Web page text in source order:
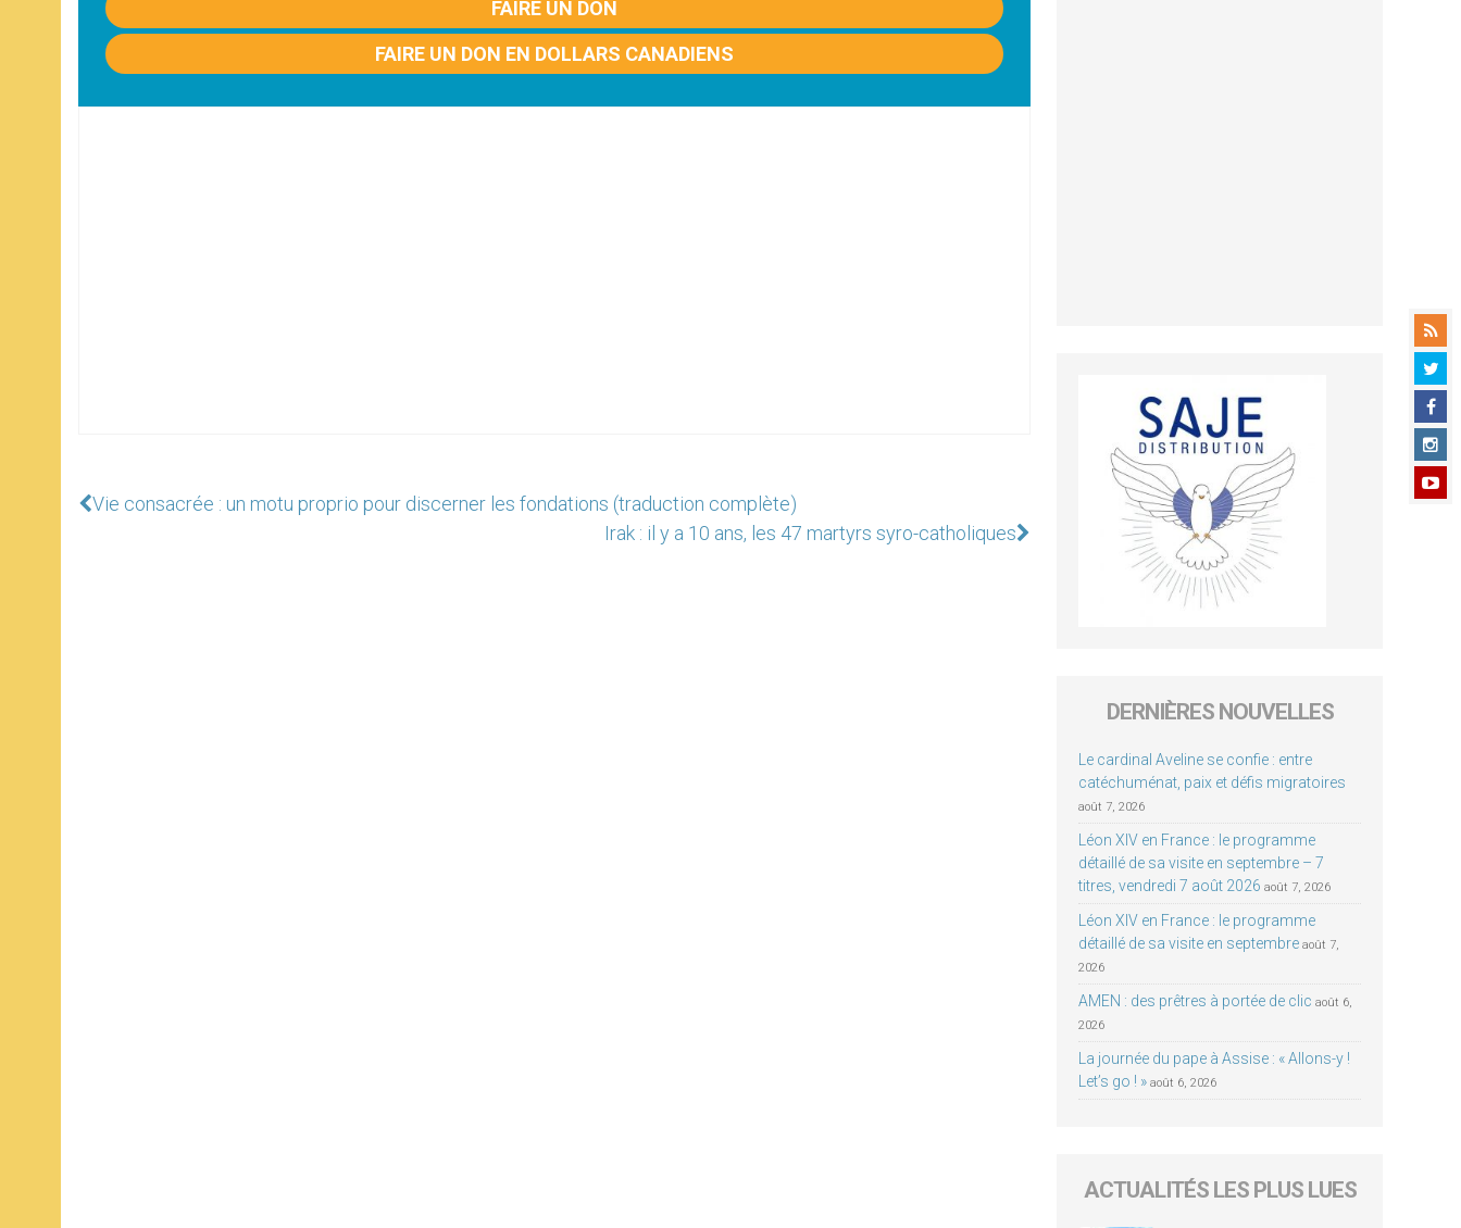
FAIRE UN DON
FAIRE UN DON EN DOLLARS CANADIENS
Vie consacrée : un motu proprio pour discerner les fondations (traduction complète)
Irak : il y a 10 ans, les 47 martyrs syro-catholiques
DERNIÈRES NOUVELLES
Le cardinal Aveline se confie : entre
catéchuménat, paix et défis migratoires
août 7, 2026
Léon XIV en France : le programme
détaillé de sa visite en septembre – 7
titres, vendredi 7 août 2026 août 7, 2026
Léon XIV en France : le programme
détaillé de sa visite en septembre août 7,
2026
AMEN : des prêtres à portée de clic août 6,
2026
La journée du pape à Assise : « Allons-y !
Let’s go ! » août 6, 2026
ACTUALITÉS LES PLUS LUES